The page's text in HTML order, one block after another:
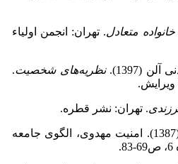
خانواده متعادل. تهران: انجمن اولیاء
(1397). نظریه‌های شخصیت.
. تهران: نشر قطره.
صمدی ارزگانی، قنبرعلی (1387). امنیت مهدوی، الگوی جامعه